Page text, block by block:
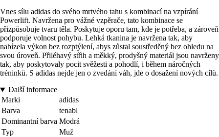
Vnes sílu adidas do svého mrtvého tahu s kombinací na vzpírání
Powerlift. Navržena pro vážné vzpěrače, tato kombinace se
přizpůsobuje tvaru těla. Poskytuje oporu tam, kde je potřeba, a zároveň
podporuje volnost pohybu. Lehká tkanina je navržena tak, aby
nabízela výkon bez rozptýlení, abys zůstal soustředěný bez ohledu na
svou úroveň. Přiléhavý střih a měkký, prodyšný materiál jsou navrženy
tak, aby poskytovaly pocit svěžesti a pohodlí, i během náročných
tréninků. S adidas nejde jen o zvedání váh, jde o dosažení nových cílů.
Další informace
Marki
adidas
Barva
tenabl
Dominantní barva Modrá
Typ
Muž